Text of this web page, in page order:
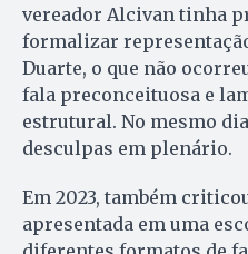
vereador Alcivan tinha
formalizar
Duarte, o que não
fala preconceituosa e
estrutural. No mesmo
desculpas em plenário.
Em 2023, também
apresentada em uma